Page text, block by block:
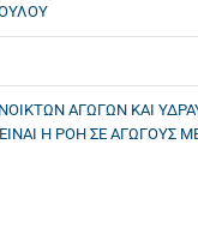
ΑΓΩΓΩΝ ΚΑΙ
Η ΡΟΗ ΣΕ